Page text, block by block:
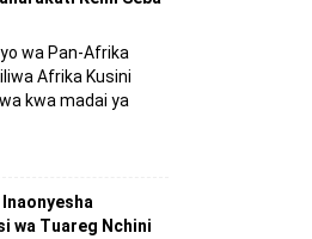
wa Pan-Afrika
Afrika Kusini
kwa madai ya
wa Tuareg Nchini